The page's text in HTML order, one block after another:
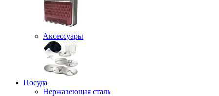
Аксессуары
Посуда
Нержавеющая сталь